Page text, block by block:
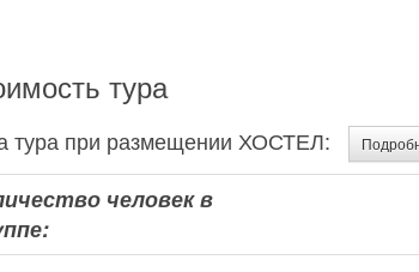
тура
тура при размещении ХОСТЕЛ:
человек в